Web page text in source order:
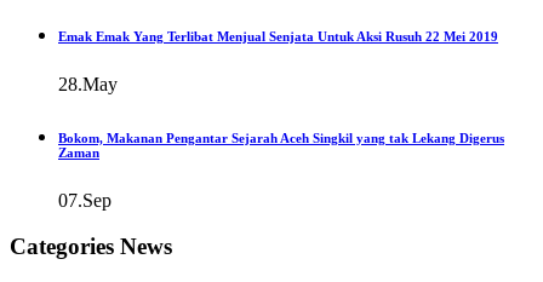
Emak Emak Yang Terlibat Menjual Senjata Untuk Aksi Rusuh 22 Mei 2019
28.May
Bokom, Makanan Pengantar Sejarah Aceh Singkil yang tak Lekang Digerus
Zaman
07.Sep
Categories News